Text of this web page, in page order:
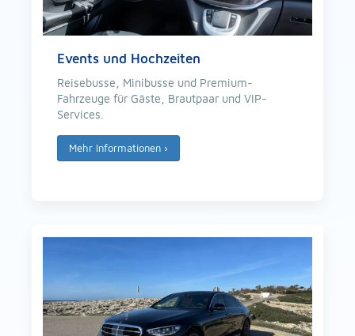
Events und Hochzeiten
Reisebusse, Minibusse und Premium-
Fahrzeuge für Gäste, Brautpaar und VIP-
Services.
Mehr Informationen ›